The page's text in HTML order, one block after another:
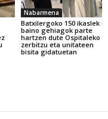
Nabarmena
Batxilergoko 150 ikaslek
baino gehiagok parte
hartzen dute Ospitaleko
zerbitzu eta unitateen
bisita gidatuetan